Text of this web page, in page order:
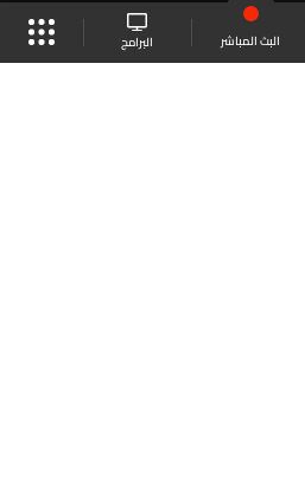
البث المباشر البرامج
الجدول البث المباشر